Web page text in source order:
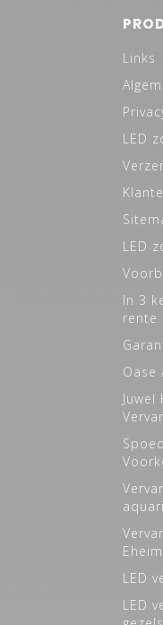
Links
LED
LED
In 3
rente
Oase
LED
LED